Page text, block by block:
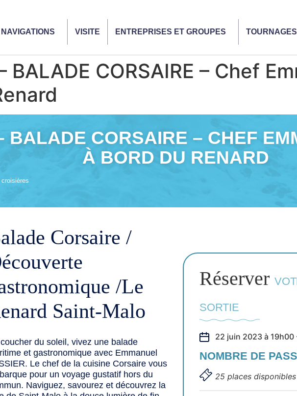
NAVIGATIONS VISITE ENTREPRISES ET GROUPES TOURNAGES
BALADE CORSAIRE – Chef
BALADE CORSAIRE – CHEF
À BORD DU RENARD
croisières
Corsaire /
/Le
Saint-Malo
du soleil, vivez une balade
et gastronomique avec Emmanuel
Le chef de la cuisine Corsaire vous
pour un voyage gustatif hors du
Naviguez, savourez et découvrez la
Réserver
SORTIE
22 juin 2023 à
NOMBRE DE
25 places disponibles